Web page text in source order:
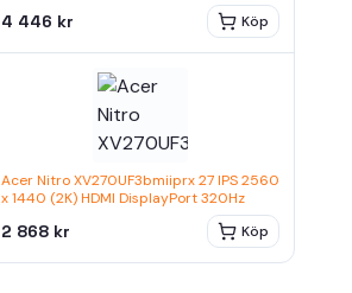
4 446 kr Köp
Acer Nitro XV270UF3bmiiprx 27 IPS 2560
x 1440 (2K) HDMI DisplayPort 320Hz
2 868 kr Köp